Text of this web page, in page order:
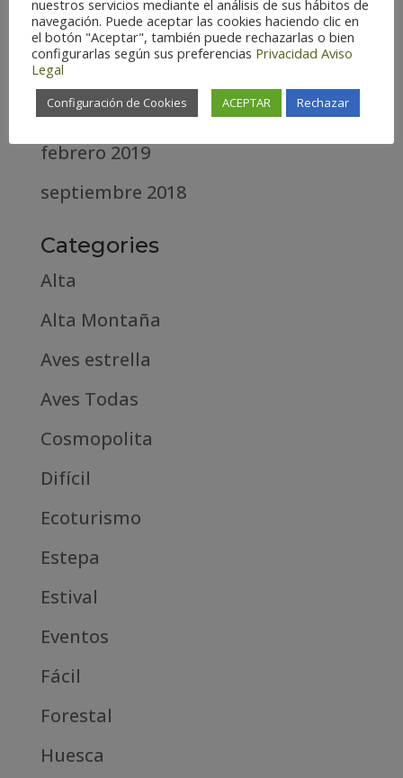
diciembre 2020
abril 2020
marzo 2020
febrero 2019
septiembre 2018
Categories
Alta
Alta Montaña
Aves estrella
Aves Todas
Cosmopolita
Difícil
Ecoturismo
Estepa
Estival
Eventos
Fácil
Forestal
Huesca
nuestros servicios mediante el análisis de sus hábitos de
navegación. Puede aceptar las cookies haciendo clic en
el botón "Aceptar", también puede rechazarlas o bien
configurarlas según sus preferencias Privacidad Aviso
Legal
Configuración de Cookies ACEPTAR Rechazar